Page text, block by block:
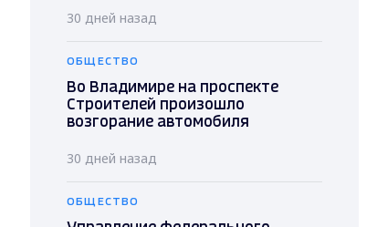
30 дней назад
ОБЩЕСТВО
Во Владимире на проспекте
Строителей произошло
возгорание автомобиля
30 дней назад
ОБЩЕСТВО